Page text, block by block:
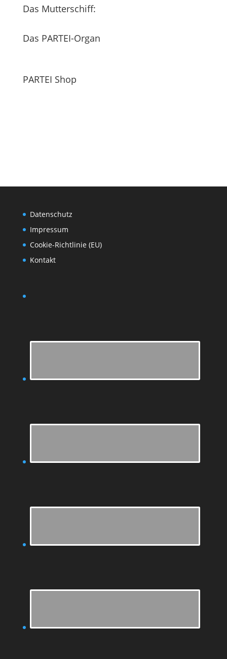
Das Mutterschiff:
Das PARTEI-Organ
PARTEI Shop
Datenschutz
Impressum
Cookie-Richtlinie (EU)
Kontakt